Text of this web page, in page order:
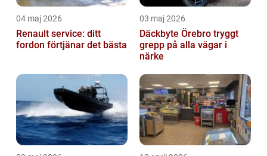
04 maj 2026
Renault service: ditt
fordon förtjänar det bästa
03 maj 2026
Däckbyte Örebro tryggt
grepp på alla vägar i
närke